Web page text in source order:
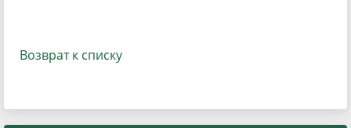
Возврат к списку